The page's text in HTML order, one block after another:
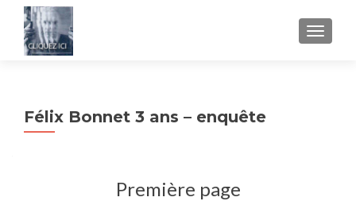
Félix Bonnet 3 ans – enquête
Première page